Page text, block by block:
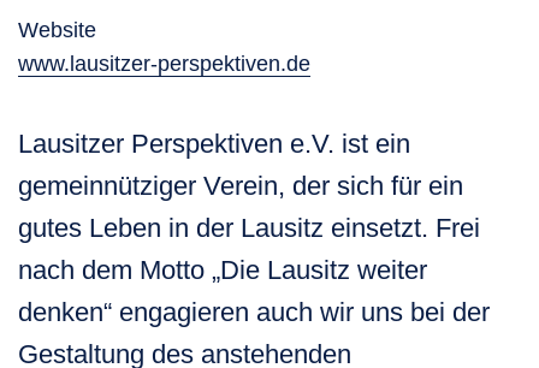
Website
www.lausitzer-perspektiven.de
Lausitzer Perspektiven e.V. ist ein
gemeinnütziger Verein, der sich für ein
gutes Leben in der Lausitz einsetzt. Frei
nach dem Motto „Die Lausitz weiter
denken“ engagieren auch wir uns bei der
Gestaltung des anstehenden